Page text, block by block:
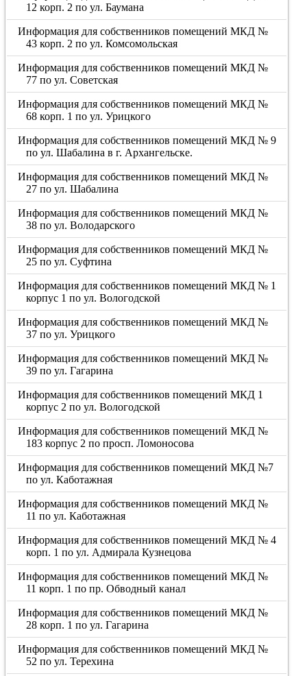
12 корп. 2 по ул. Баумана
Информация для собственников помещений МКД №
43 корп. 2 по ул. Комсомольская
Информация для собственников помещений МКД №
77 по ул. Советская
Информация для собственников помещений МКД №
68 корп. 1 по ул. Урицкого
Информация для собственников помещений МКД № 9
по ул. Шабалина в г. Архангельске.
Информация для собственников помещений МКД №
27 по ул. Шабалина
Информация для собственников помещений МКД №
38 по ул. Володарского
Информация для собственников помещений МКД №
25 по ул. Суфтина
Информация для собственников помещений МКД № 1
корпус 1 по ул. Вологодской
Информация для собственников помещений МКД №
37 по ул. Урицкого
Информация для собственников помещений МКД №
39 по ул. Гагарина
Информация для собственников помещений МКД 1
корпус 2 по ул. Вологодской
Информация для собственников помещений МКД №
183 корпус 2 по просп. Ломоносова
Информация для собственников помещений МКД №7
по ул. Каботажная
Информация для собственников помещений МКД №
11 по ул. Каботажная
Информация для собственников помещений МКД № 4
корп. 1 по ул. Адмирала Кузнецова
Информация для собственников помещений МКД №
11 корп. 1 по пр. Обводный канал
Информация для собственников помещений МКД №
28 корп. 1 по ул. Гагарина
Информация для собственников помещений МКД №
52 по ул. Терехина